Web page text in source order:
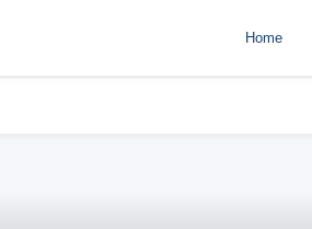
Home